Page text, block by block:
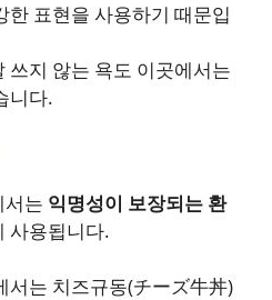
한 표현을 사용하기 때문입
쓰지 않는 욕도 이곳에서는
니다.
서는 익명성이 보장되는 환
사용됩니다.
서는 치즈규동(チーズ牛丼)